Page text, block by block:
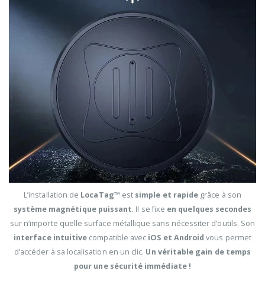
L’installation de LocaTag™ est simple et rapide grâce à son
système magnétique puissant. Il se fixe en quelques secondes
sur n’importe quelle surface métallique sans nécessiter d’outils. Son
interface intuitive compatible avec iOS et Android vous permet
d’accéder à sa localisation en un clic. Un véritable gain de temps
pour une sécurité immédiate !